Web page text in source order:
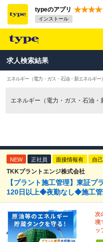
typeのアプリ
インストール
求人検索結果
エネルギー（電力・ガス・石油・新エネルギ
エネルギー（電力・ガス・石油・
NEW 正社員 面接情報有 自
TKKプラントエンジ株式会社
【プラント施工管理】東証
120日以上◆夜勤なし◆施工管
次
境
ッ